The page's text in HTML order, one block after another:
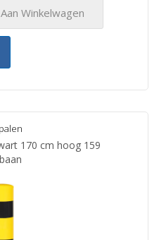
Winkelwagen
170 cm hoog 159